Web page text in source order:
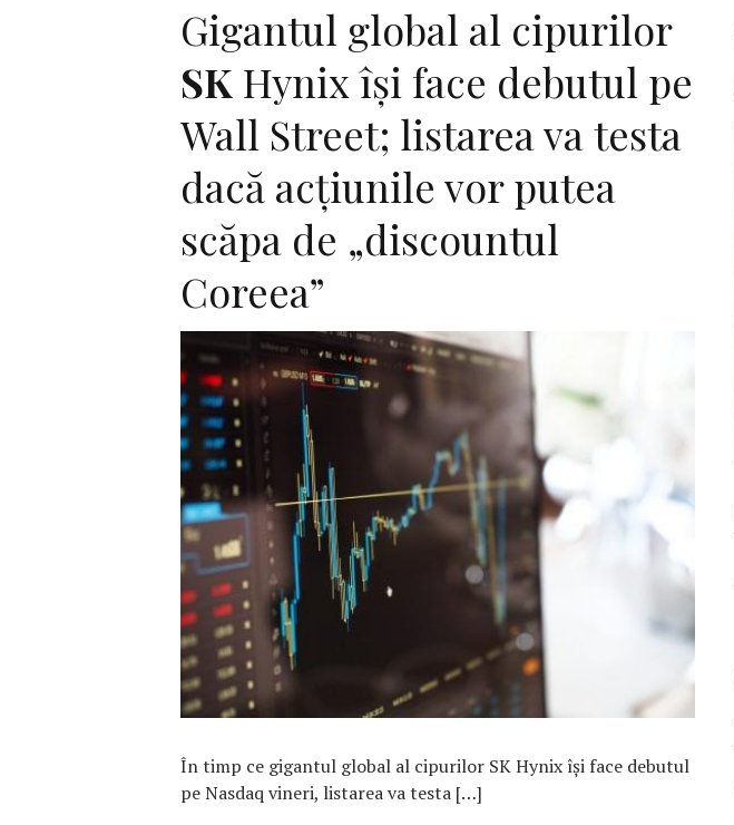
Gigantul global al cipurilor
SK Hynix își face debutul pe
Wall Street; listarea va testa
dacă acțiunile vor putea
scăpa de „discountul
Coreea”
F
În timp ce gigantul global al cipurilor SK Hynix își face debutul
pe Nasdaq vineri, listarea va testa […]